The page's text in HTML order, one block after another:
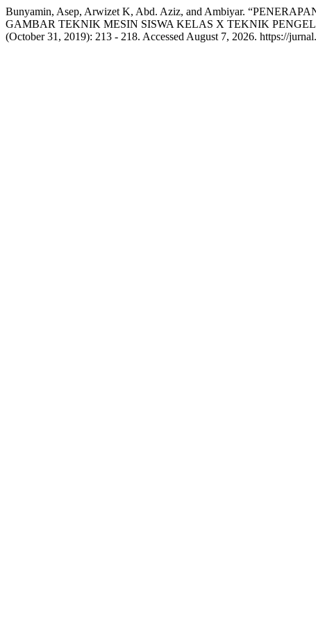
Bunyamin, Asep, Arwizet K, Abd. Aziz, and Ambiyar.
GAMBAR TEKNIK MESIN SISWA KELAS X TEKNIK
(October 31, 2019): 213 - 218. Accessed August 7, 2026. https://